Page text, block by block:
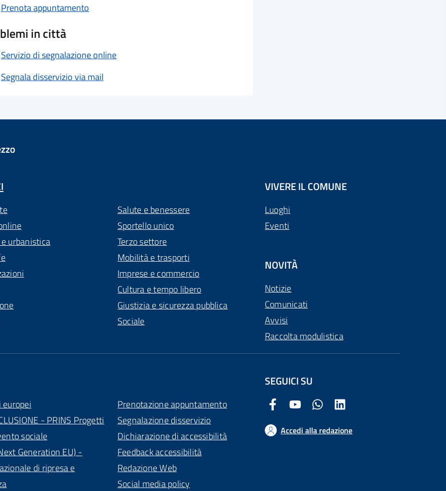
Prenota appuntamento
in città
Servizio di segnalazione online
Segnala disservizio via mail
urbanistica
Salute e benessere
Sportello unico
Terzo settore
Mobilità e trasporti
Imprese e commercio
Cultura e tempo libero
Giustizia e sicurezza pubblica
Sociale
VIVERE IL COMUNE
Luoghi
Eventi
NOVITÀ
Notizie
Comunicati
Avvisi
Raccolta modulistica
- PRINS Progetti
sociale
Generation EU) -
di ripresa e
Prenotazione appuntamento
Segnalazione disservizio
Dichiarazione di accessibilità
Feedback accessibilità
Redazione Web
Social media policy
SEGUICI SU
Facebook Comune di Arezzo
Youtube Comune di Arezzo
Twitter Comune di Arezzo
Accedi alla redazione